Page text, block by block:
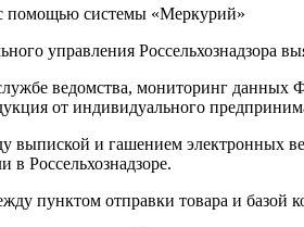
помощью системы «Меркурий»
управления Россельхознадзора
ведомства, мониторинг
от индивидуального
выпиской и гашением электронных
в Россельхознадзоре.
пунктом отправки товара и базой